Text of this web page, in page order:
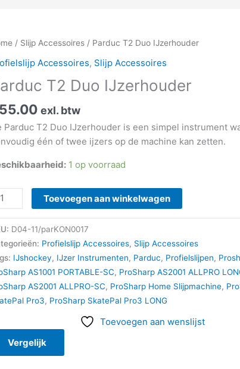
/ Slijp Accessoires / Parduc T2 Duo IJzerhouder
Accessoires, Slijp Accessoires
T2 Duo IJzerhouder
55.00 exl. btw
Parduc T2 Duo IJzerhouder is een simpel instrument
één of twee ijzers op de machine kan zetten.
1 op voorraad
Toevoegen aan winkelwagen
D04-11/parKON0017
Profielslijp Accessoires, Slijp Accessoires
IJshockey, IJzer Instrumenten, Parduc, Profielslijpen,
AS1001 PORTABLE-SC, ProSharp AS2001 ALLPRO
AS2001 ALLPRO-SC, ProSharp Home Slijpmachine,
Pro3, ProSharp SkatePal Pro3 LONG
Toevoegen aan wenslijst
Vergelijk